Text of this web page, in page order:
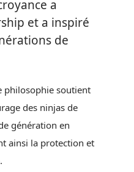
a
et a inspiré
de
philosophie soutient
des ninjas de
génération en
ainsi la protection et